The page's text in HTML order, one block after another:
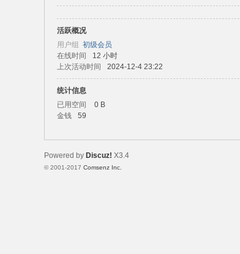
恒
活跃概况
用户组 初级会员
在线时间
12 小时
上次活动时间
2024-12-4 23:22
统计信息
已用空间
0 B
金钱
59
Powered by Discuz! X3.4
© 2001-2017 Comsenz Inc.